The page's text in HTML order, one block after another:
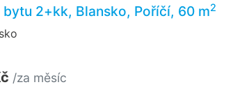
bytu 2+kk, Blansko, Poříčí, 60 m2
/za měsíc